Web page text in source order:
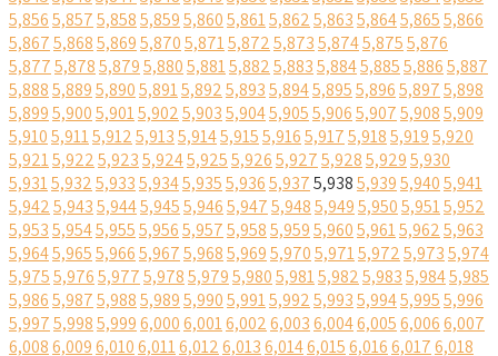
5,8565,8575,8585,8595,8605,8615,8625,8635,8645,8655,866
5,8675,8685,8695,8705,8715,8725,8735,8745,8755,876
5,8775,8785,8795,8805,8815,8825,8835,8845,8855,8865,887
5,8885,8895,8905,8915,8925,8935,8945,8955,8965,8975,898
5,8995,9005,9015,9025,9035,9045,9055,9065,9075,9085,909
5,9105,9115,9125,9135,9145,9155,9165,9175,9185,9195,920
5,9215,9225,9235,9245,9255,9265,9275,9285,9295,930
5,9315,9325,9335,9345,9355,9365,9375,9385,9395,9405,941
5,9425,9435,9445,9455,9465,9475,9485,9495,9505,9515,952
5,9535,9545,9555,9565,9575,9585,9595,9605,9615,9625,963
5,9645,9655,9665,9675,9685,9695,9705,9715,9725,9735,974
5,9755,9765,9775,9785,9795,9805,9815,9825,9835,9845,985
5,9865,9875,9885,9895,9905,9915,9925,9935,9945,9955,996
5,9975,9985,9996,0006,0016,0026,0036,0046,0056,0066,007
6,0086,0096,0106,0116,0126,0136,0146,0156,0166,0176,018